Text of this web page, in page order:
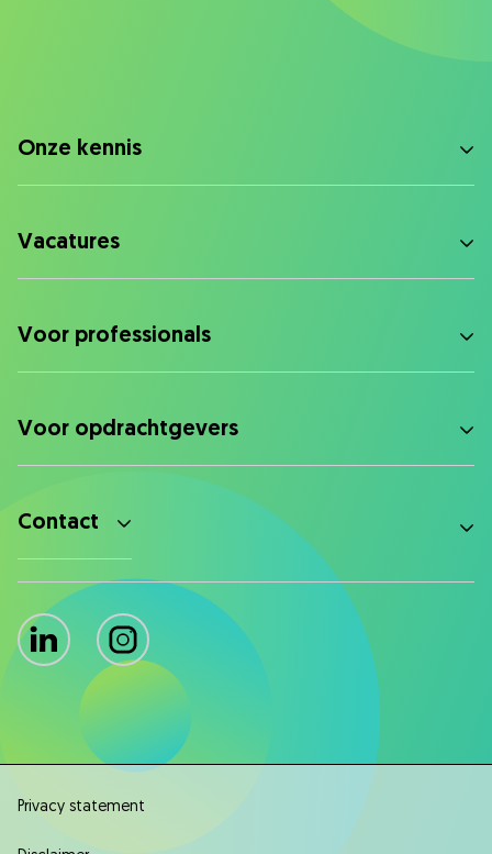
Onze kennis
Vacatures
Voor professionals
Voor opdrachtgevers
Contact
LinkedIn Instagram
Privacy statement